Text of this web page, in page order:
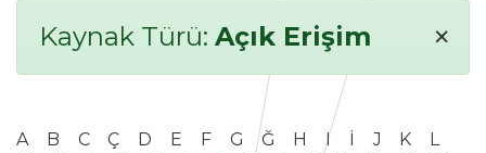
Kaynak Türü: Açık Erişim ×
A B C Ç D E F G Ğ H I İ J K
L